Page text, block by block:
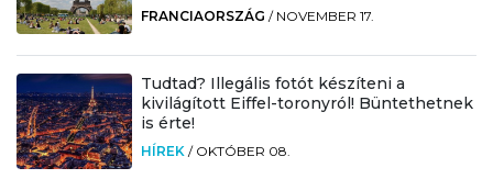
FRANCIAORSZÁG / NOVEMBER 17.
Tudtad? Illegális fotót készíteni a
kivilágított Eiffel-toronyról! Büntethetnek
is érte!
HÍREK / OKTÓBER 08.